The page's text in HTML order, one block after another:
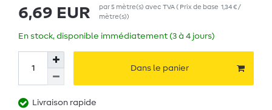
6,69 EUR par5 mètre(s) avec TVA( Prix de base 1,34 € /
mètre(s))
En stock, disponible immédiatement (3 à 4 jours)
Dans le panier
Livraison rapide